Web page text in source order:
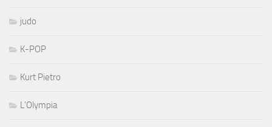
judo
K-POP
Kurt Pietro
L'Olympia